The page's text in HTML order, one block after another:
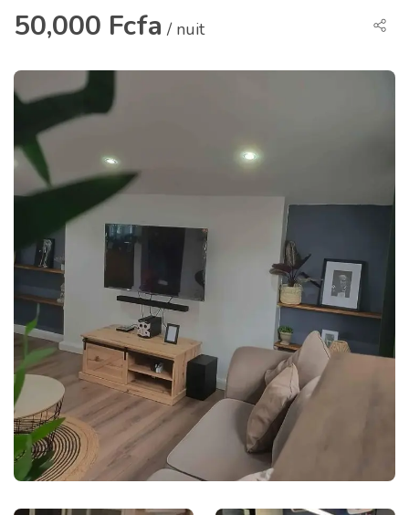
50,000 Fcfa / nuit